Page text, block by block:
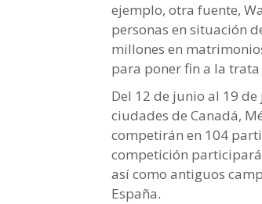
ejemplo, otra fuente,
personas en situación
millones en
para poner fin a la trata
Del 12 de junio al 19
ciudades de Canadá,
competirán en 104
competición
así como antiguos
España.